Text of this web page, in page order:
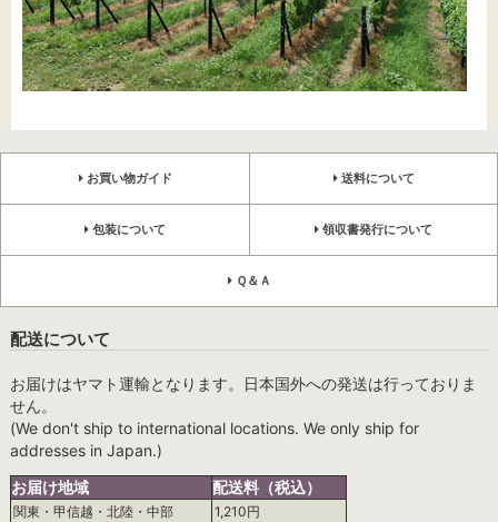
お買い物ガイド 送料について
包装について 領収書発行について
Ｑ＆Ａ
配送について
お届けはヤマト運輸となります。日本国外への発送は行っておりま
せん。
(We don't ship to international locations. We only ship for
addresses in Japan.)
お届け地域
配送料（税込）
関東・甲信越・北陸・中部
1,210円